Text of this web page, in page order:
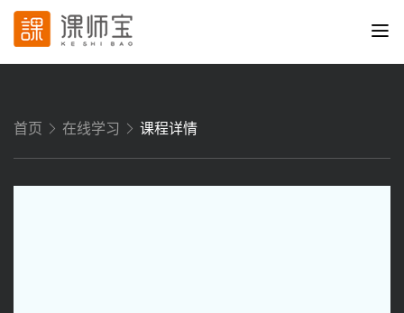
首页 在线学习 课程详情